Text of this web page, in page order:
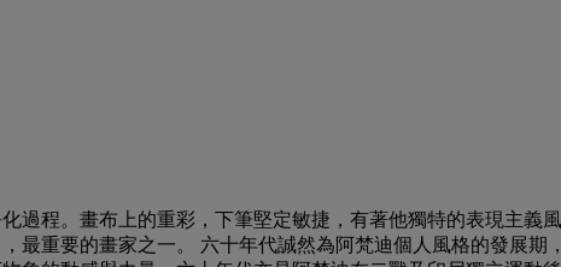
過程。畫布上的重彩，下筆堅定敏捷，有著他獨特的表現主義
最重要的畫家之一。 六十年代誠然為阿梵迪個人風格的發展期